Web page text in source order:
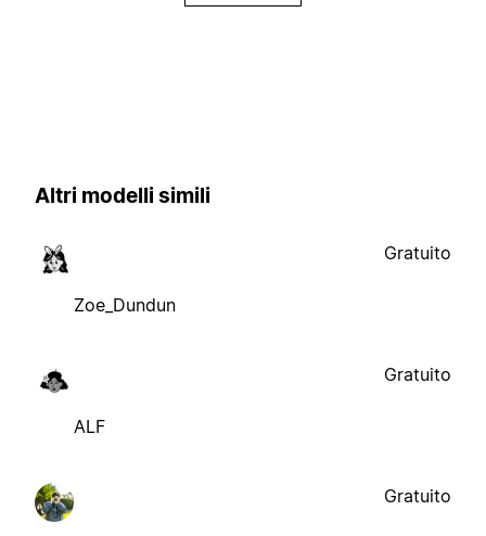
Altri modelli simili
Zoe_Dundun
Gratuito
ALF
Gratuito
Gratuito